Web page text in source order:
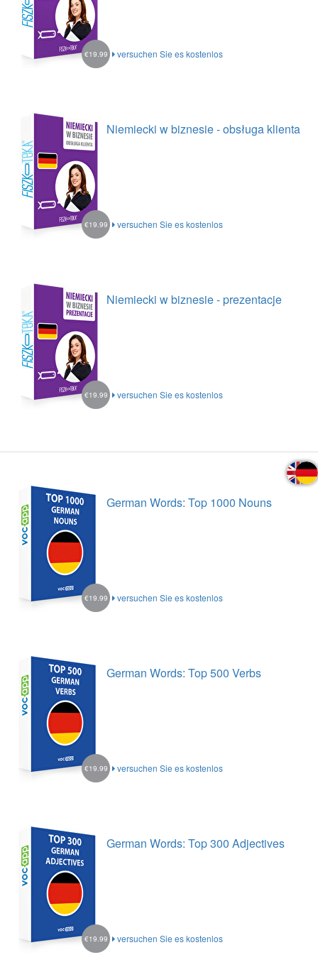
versuchen Sie es kostenlos
€19.99
Niemiecki w biznesie - obsługa klienta
versuchen Sie es kostenlos
€19.99
Niemiecki w biznesie - prezentacje
versuchen Sie es kostenlos
€19.99
German Words: Top 1000 Nouns
versuchen Sie es kostenlos
€19.99
German Words: Top 500 Verbs
versuchen Sie es kostenlos
€19.99
German Words: Top 300 Adjectives
versuchen Sie es kostenlos
€19.99